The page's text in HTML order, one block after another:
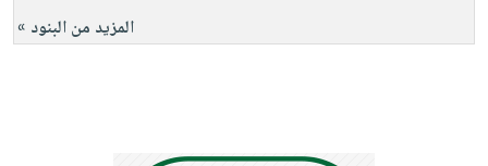
المزيد من البنود »